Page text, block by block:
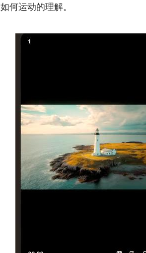
如何运动的理解。